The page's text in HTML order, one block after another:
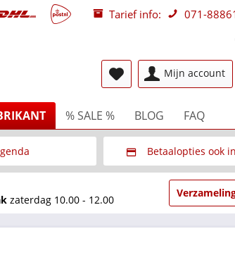
Tarief info: 071-
Mijn account
% SALE % BLOG FAQ
Betaalopties ook
Via Multisafepay
zaterdag 10.00 - 12.00